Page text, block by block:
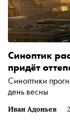
Иван Адоньев
Синоптик
придёт
Синоптики
день весны